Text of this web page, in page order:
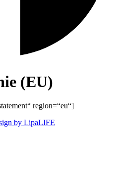
(EU)
region=“eu“]
by LipaLIFE